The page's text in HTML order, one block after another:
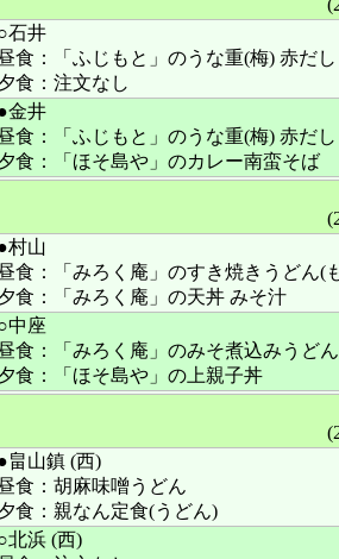
石井
食：「ふじもと」のうな重(梅) 赤だし
食：注文なし
金井
食：「ふじもと」のうな重(梅) 赤だし
食：「ほそ島や」のカレー南蛮そば
村山
食：「みろく庵」のすき焼きうどん(
食：「みろく庵」の天丼 みそ汁
中座
食：「みろく庵」のみそ煮込みうど
食：「ほそ島や」の上親子丼
畠山鎮 (西)
食：胡麻味噌うどん
食：親なん定食(うどん)
北浜 (西)